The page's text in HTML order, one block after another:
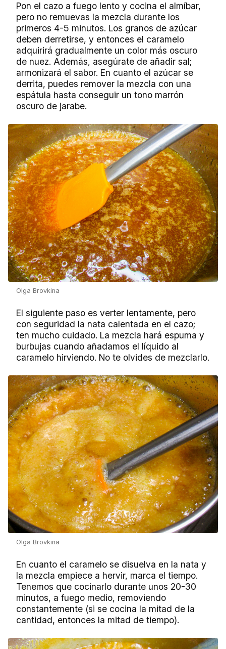
Pon el cazo a fuego lento y cocina el almíbar,
pero no remuevas la mezcla durante los
primeros 4-5 minutos. Los granos de azúcar
deben derretirse, y entonces el caramelo
adquirirá gradualmente un color más oscuro
de nuez. Además, asegúrate de añadir sal;
armonizará el sabor. En cuanto el azúcar se
derrita, puedes remover la mezcla con una
espátula hasta conseguir un tono marrón
oscuro de jarabe.
Olga Brovkina
El siguiente paso es verter lentamente, pero
con seguridad la nata calentada en el cazo;
ten mucho cuidado. La mezcla hará espuma y
burbujas cuando añadamos el líquido al
caramelo hirviendo. No te olvides de mezclarlo.
Olga Brovkina
En cuanto el caramelo se disuelva en la nata y
la mezcla empiece a hervir, marca el tiempo.
Tenemos que cocinarlo durante unos 20-30
minutos, a fuego medio, removiendo
constantemente (si se cocina la mitad de la
cantidad, entonces la mitad de tiempo).